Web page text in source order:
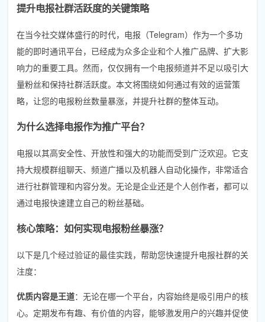
提升电报社群活跃度的关键策略
在当今社交媒体盛行的时代，电报（Telegram）作为一个多功
能的即时通讯平台，已经成为众多企业和个人推广品牌、扩大影
响力的重要工具。然而，仅仅拥有一个电报频道并不足以吸引大
量粉丝和保持社群活跃度。本文将围绕如何通过有效的运营策
略，让您的电报粉丝数量暴涨，并提升社群的整体互动。
为什么选择电报作为推广平台？
电报以其高安全性、开放性和强大的功能而受到广泛欢迎。它支
持大规模群组聊天、频道广播以及机器人自动化操作，非常适合
进行社群管理和内容分发。无论是企业还是个人创作者，都可以
通过电报快速建立自己的粉丝基础。
核心策略：如何实现电报粉丝暴涨？
以下是几个经过验证的最佳实践，帮助您快速提升电报社群的关
注度：
优质内容是王道：无论在哪一个平台，内容始终是吸引用户的核
心。定期发布有趣、有价值的内容，能够激发用户的兴趣并促使